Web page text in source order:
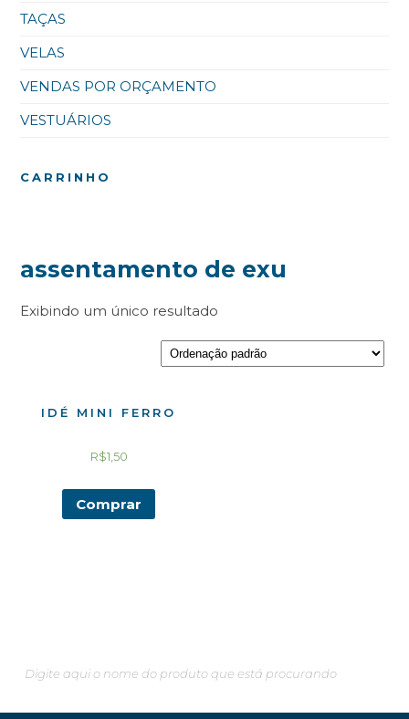
TAÇAS
VELAS
VENDAS POR ORÇAMENTO
VESTUÁRIOS
CARRINHO
assentamento de exu
Exibindo um único resultado
IDÉ MINI FERRO
R$1,50
Comprar